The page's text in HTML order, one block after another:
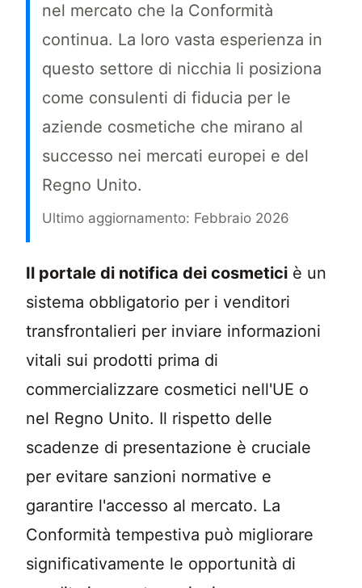
nel mercato che la Conformità
continua. La loro vasta esperienza in
questo settore di nicchia li posiziona
come consulenti di fiducia per le
aziende cosmetiche che mirano al
successo nei mercati europei e del
Regno Unito.
Ultimo aggiornamento: Febbraio 2026
La Conformità al portale di notifica dei
Il portale di notifica dei cosmetici è un
sistema obbligatorio per i venditori
transfrontalieri per inviare informazioni
vitali sui prodotti prima di
commercializzare cosmetici nell'UE o
nel Regno Unito. Il rispetto delle
scadenze di presentazione è cruciale
per evitare sanzioni normative e
garantire l'accesso al mercato. La
Conformità tempestiva può migliorare
significativamente le opportunità di